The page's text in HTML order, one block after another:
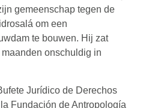
gemeenschap tegen de
om een
te bouwen. Hij zat
onschuldig in
Jurídico de Derechos
Fundación de Antropología